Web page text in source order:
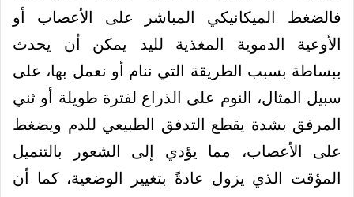
فالضغط الميكانيكي المباشر على الأعصاب أو
الأوعية الدموية المغذية لليد يمكن أن يحدث
ببساطة بسبب الطريقة التي ننام أو نعمل بها، على
سبيل المثال، النوم على الذراع لفترة طويلة أو ثني
المرفق بشدة يقطع التدفق الطبيعي للدم ويضغط
على الأعصاب، مما يؤدي إلى الشعور بالتنميل
المؤقت الذي يزول عادةً بتغيير الوضعية، كما أن